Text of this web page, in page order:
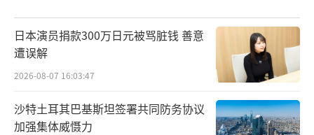
日本演员捐款300万日元被骂脏钱 善意
遭误解
2026-08-07 16:03:47
沙特土耳其巴基斯坦签署共同防务协议
加强集体威慑力